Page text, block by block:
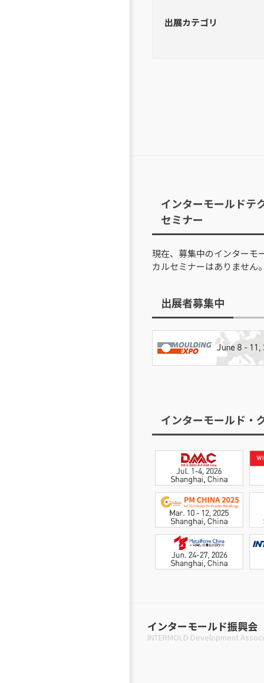
出展カテゴリ
インターモールドテ
セミナー
現在、募集中のインターモ
カルセミナーはありません
出展者募集中
インターモールド・
インターモールド振興会
INTERMOLD Development